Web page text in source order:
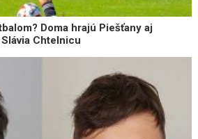
Doma hrajú Piešťany aj
Chtelnicu